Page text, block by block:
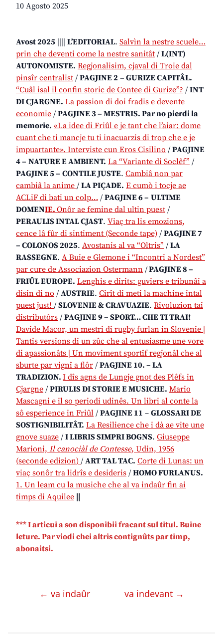
10 Agosto 2025
Avost 2025 |||| L’EDITORIAL. Salvìn la nestre scuele…
prin che deventi come la nestre sanitât / L(INT)
AUTONOMISTE. Regjonalisim, cjaval di Troie dal
pinsîr centralist / PAGJINE 2 – GURIZE CAPITÂL.
“Cuâl isal il confin storic de Contee di Gurize”? / INT
DI CJARGNE. La passion di doi fradis e devente
economie / PAGJINE 3 – MESTRIS. Par no pierdi la
memorie. «La idee di Friûl e je tant che l’aiar: dome
cuant che ti mancje tu ti inacuarzis di trop che e je
impuartante». Interviste cun Eros Cisilino / PAGJINE
4 – NATURE E AMBIENT. La “Variante di Soclêf” /
PAGJINE 5 – CONTILE JUSTE. Cambiâ non par
cambiâ la anime / LA PIÇADE. E cumò i tocje ae
ACLiF di bati un colp… / PAGJINE 6 – ULTIME
DOMENIE. Onôr ae femine dal ultin puest /
PERAULIS INTAL CJAST. Viaç tra lis emozions,
cence lâ fûr di sintiment (Seconde tape) / PAGJINE 7
– COLONOS 2025. Avostanis al va “Oltris” / LA
RASSEGNE. A Buie e Glemone i “Incontri a Nordest”
par cure de Associazion Ostermann /PAGJINE 8 –
FRIÛL EUROPE. Lenghis e dirits: guviers e tribunâi a
disin di no / AUSTRIE. Cirît di meti la machine intal
puest just! / SLOVENIE & CRAVUAZIE. Rivoluzion tai
distributôrs / PAGJINE 9 – SPORT… CHE TI TRAI!
Davide Macor, un mestri di rugby furlan in Slovenie |
Tantis versions di un zûc che al entusiasme une vore
di apassionâts | Un moviment sportîf regjonâl che al
sburte par vignî a flôr / PAGJINE 10. – LA
TRADIZION. I dîs agns de Lungje gnot des Plêfs in
Cjargne / PIRULIS DI STORIE E MUSICHE. Mario
Mascagni e il so periodi udinês. Un libri al conte la
sô esperience in Friûl / PAGJINE 11 – GLOSSARI DE
SOSTIGNIBILITÂT. La Resilience che i dà ae vite une
gnove suaze / I LIBRIS SIMPRI BOGNS. Giuseppe
Marioni, Il canociàl de Contesse, Udin, 1956
(seconde edizion) / ART TAL TAC. Corte di Lunas: un
viaç sonôr tra lidrîs e desideris / HOMO FURLANUS.
1. Un leam cu la musiche che al va indaûr fin ai
timps di Aquilee ||
*** I articui a son disponibii fracant sul titul. Buine
leture. Par viodi chei altris contignûts par timp,
abonaitsi.
← va indaûr va indevant →